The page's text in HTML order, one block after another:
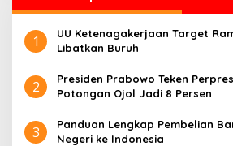
n
u
k
1
UU Ketenagakerjaan Target
Libatkan Buruh
2
Presiden Prabowo Teken
Potongan Ojol Jadi 8 Persen
3
Panduan Lengkap Pembelian
Negeri ke Indonesia